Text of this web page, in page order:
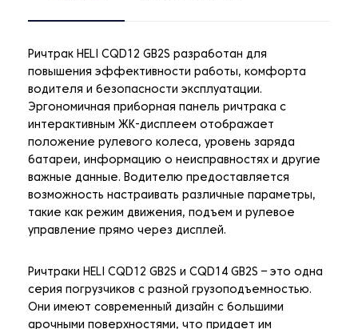
Ричтрак HELI CQD12 GB2S разработан для
повышения эффективности работы, комфорта
водителя и безопасности эксплуатации.
Эргономичная приборная панель ричтрака с
интерактивным ЖК-дисплеем отображает
положение рулевого колеса, уровень заряда
батареи, информацию о неисправностях и другие
важные данные. Водителю предоставляется
возможность настраивать различные параметры,
такие как режим движения, подъем и рулевое
управление прямо через дисплей.
Ричтраки HELI CQD12 GB2S и CQD14 GB2S – это одна
серия погрузчиков с разной грузоподъемностью.
Они имеют современный дизайн с большими
арочными поверхностями, что придает им